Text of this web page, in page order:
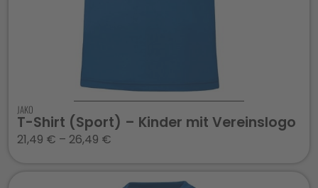
JAKO
T-Shirt (Sport) – Kinder mit Vereinslogo
21,49 € – 26,49 €